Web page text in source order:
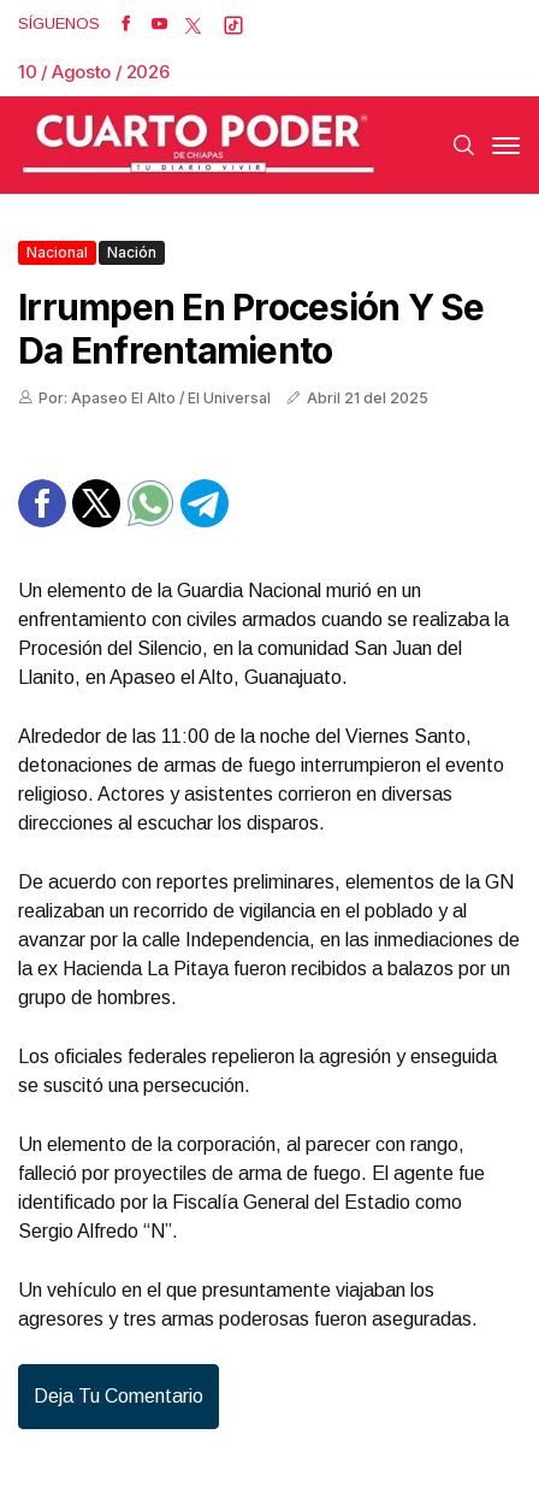
SÍGUENOS
10 / Agosto / 2026
Nacional Nación
Irrumpen En Procesión Y Se
Da Enfrentamiento
Por: Apaseo El Alto / El Universal Abril 21 del 2025
Un elemento de la Guardia Nacional murió en un
enfrentamiento con civiles armados cuando se realizaba la
Procesión del Silencio, en la comunidad San Juan del
Llanito, en Apaseo el Alto, Guanajuato.
Alrededor de las 11:00 de la noche del Viernes Santo,
detonaciones de armas de fuego interrumpieron el evento
religioso. Actores y asistentes corrieron en diversas
direcciones al escuchar los disparos.
De acuerdo con reportes preliminares, elementos de la GN
realizaban un recorrido de vigilancia en el poblado y al
avanzar por la calle Independencia, en las inmediaciones de
la ex Hacienda La Pitaya fueron recibidos a balazos por un
grupo de hombres.
Los oficiales federales repelieron la agresión y enseguida
se suscitó una persecución.
Un elemento de la corporación, al parecer con rango,
falleció por proyectiles de arma de fuego. El agente fue
identificado por la Fiscalía General del Estadio como
Sergio Alfredo “N”.
Un vehículo en el que presuntamente viajaban los
agresores y tres armas poderosas fueron aseguradas.
Deja Tu Comentario